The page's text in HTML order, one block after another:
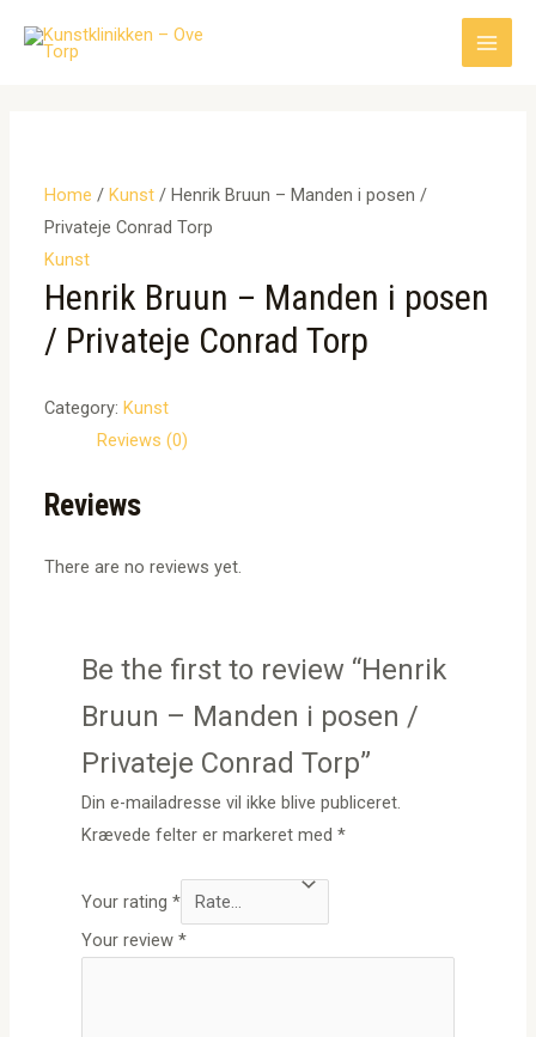
Main
Home /Kunst / Henrik Bruun – Manden i posen /
Privateje Conrad Torp
Kunst
Henrik Bruun – Manden i posen
/ Privateje Conrad Torp
Category:Kunst
Reviews (0)
Reviews
There are no reviews yet.
Be the first to review “Henrik
Bruun – Manden i posen /
Privateje Conrad Torp”
Din e-mailadresse vil ikke blive publiceret.
Krævede felter er markeret med*
Your rating*
Your review*